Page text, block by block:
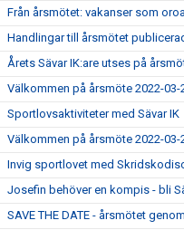
Från årsmötet: vakanser som
Handlingar till årsmötet
Årets Sävar IK:are utses på
Välkommen på årsmöte 2022-03-
Sportlovsaktiviteter med Sävar IK
Välkommen på årsmöte 2022-03-
Invig sportlovet med
Josefin behöver en kompis - bli
SAVE THE DATE - årsmötet